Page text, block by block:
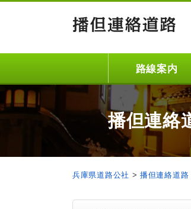
路線案内
播但連絡
兵庫県道路公社 >播但連絡道路